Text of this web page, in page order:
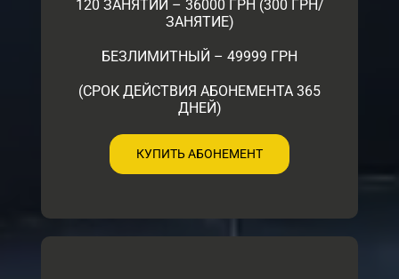
120 ЗАНЯТИЙ – 36000 ГРН (300 ГРН/
ЗАНЯТИЕ)
БЕЗЛИМИТНЫЙ – 49999 ГРН
(СРОК ДЕЙСТВИЯ АБОНЕМЕНТА 365
ДНЕЙ)
КУПИТЬ АБОНЕМЕНТ